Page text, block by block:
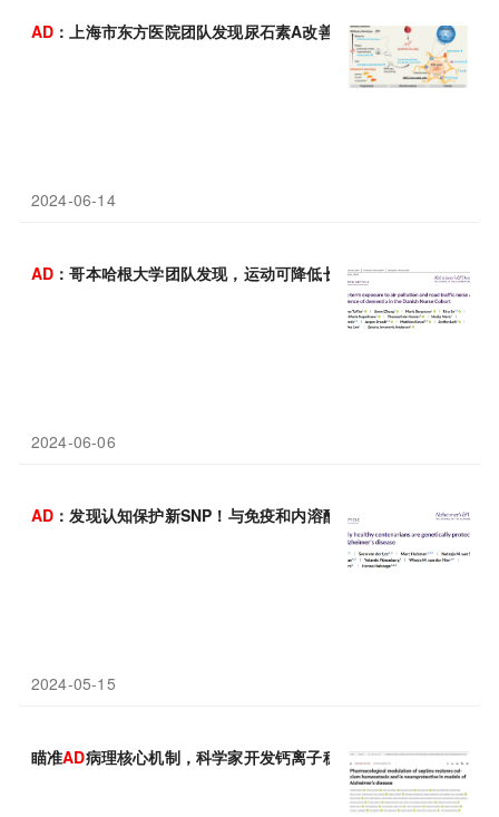
AD ：上海市东方医院团队发现尿石素A改善阿尔茨海默病小鼠认知
2024-06-14
AD ：哥本哈根大学团队发现，运动可降低长期暴露于空气污染里
2024-06-06
AD ：发现认知保护新SNP！与免疫和内溶酶体有关
2024-05-15
瞄准AD病理核心机制，科学家开发钙离子稳态调控剂，可有效保